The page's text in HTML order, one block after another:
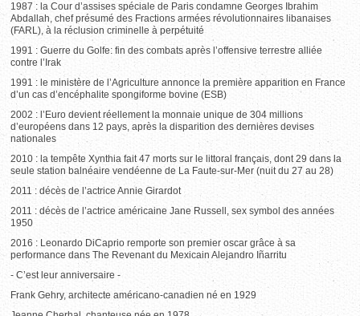
1987 : la Cour d’assises spéciale de Paris condamne Georges Ibrahim
Abdallah, chef présumé des Fractions armées révolutionnaires libanaises
(FARL), à la réclusion criminelle à perpétuité
1991 : Guerre du Golfe: fin des combats après l’offensive terrestre alliée
contre l’Irak
1991 : le ministère de l’Agriculture annonce la première apparition en France
d’un cas d’encéphalite spongiforme bovine (ESB)
2002 : l’Euro devient réellement la monnaie unique de 304 millions
d’européens dans 12 pays, après la disparition des dernières devises
nationales
2010 : la tempête Xynthia fait 47 morts sur le littoral français, dont 29 dans la
seule station balnéaire vendéenne de La Faute-sur-Mer (nuit du 27 au 28)
2011 : décès de l’actrice Annie Girardot
2011 : décès de l’actrice américaine Jane Russell, sex symbol des années
1950
2016 : Leonardo DiCaprio remporte son premier oscar grâce à sa
performance dans The Revenant du Mexicain Alejandro Iñarritu
- C’est leur anniversaire -
Frank Gehry, architecte américano-canadien né en 1929